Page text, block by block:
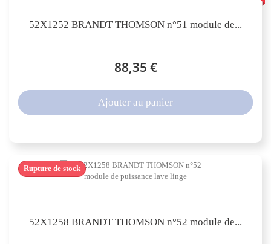
52X1252 BRANDT THOMSON n°51 module de...
88,35 €
Ajouter au panier
52X1258 BRANDT THOMSON n°52 module de...
Rupture de stock